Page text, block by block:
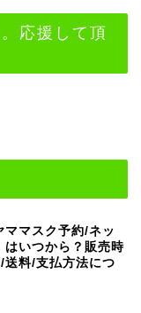
応援して頂
ママスク予約/ネッ
はいつから？販売時
送料/支払方法につ